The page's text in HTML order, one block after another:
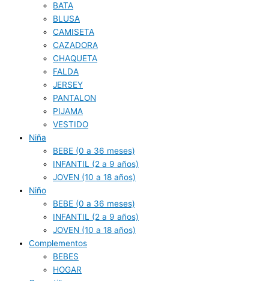
BATA
BLUSA
CAMISETA
CAZADORA
CHAQUETA
FALDA
JERSEY
PANTALON
PIJAMA
VESTIDO
Niña
BEBE (0 a 36 meses)
INFANTIL (2 a 9 años)
JOVEN (10 a 18 años)
Niño
BEBE (0 a 36 meses)
INFANTIL (2 a 9 años)
JOVEN (10 a 18 años)
Complementos
BEBES
HOGAR